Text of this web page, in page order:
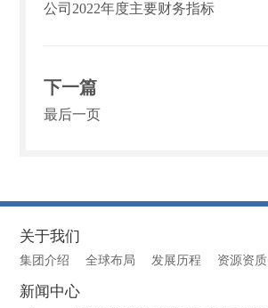
公司2022年度主要财务指标
下一篇
最后一页
关于我们
集团介绍 全球布局 发展历程 资源资质
新闻中心